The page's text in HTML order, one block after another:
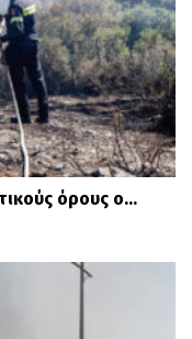
όρους ο…